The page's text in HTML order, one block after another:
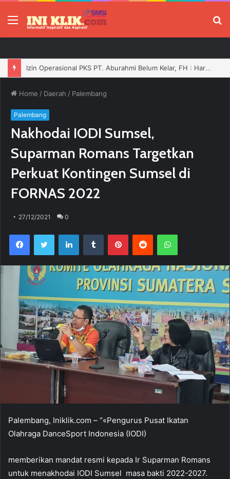
Menu
Home / Daerah / Palembang
Palembang
Nakhodai IODI Sumsel,
Suparman Romans Targetkan
Perkuat Kontingen Sumsel di
FORNAS 2022
27/12/2021 0
Palembang, Iniklik.com – “«Pengurus Pusat Ikatan
Olahraga DanceSport Indonesia (IODI)
memberikan mandat resmi kepada Ir Suparman Romans
untuk menakhodai IODI Sumsel masa bakti 2022-2027.